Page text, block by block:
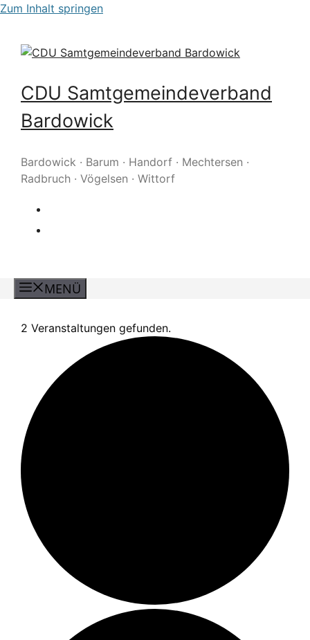
Zum Inhalt springen
CDU Samtgemeindeverband
Bardowick
Bardowick · Barum · Handorf · Mechtersen ·
Radbruch · Vögelsen · Wittorf
MENÜ
2 Veranstaltungen gefunden.